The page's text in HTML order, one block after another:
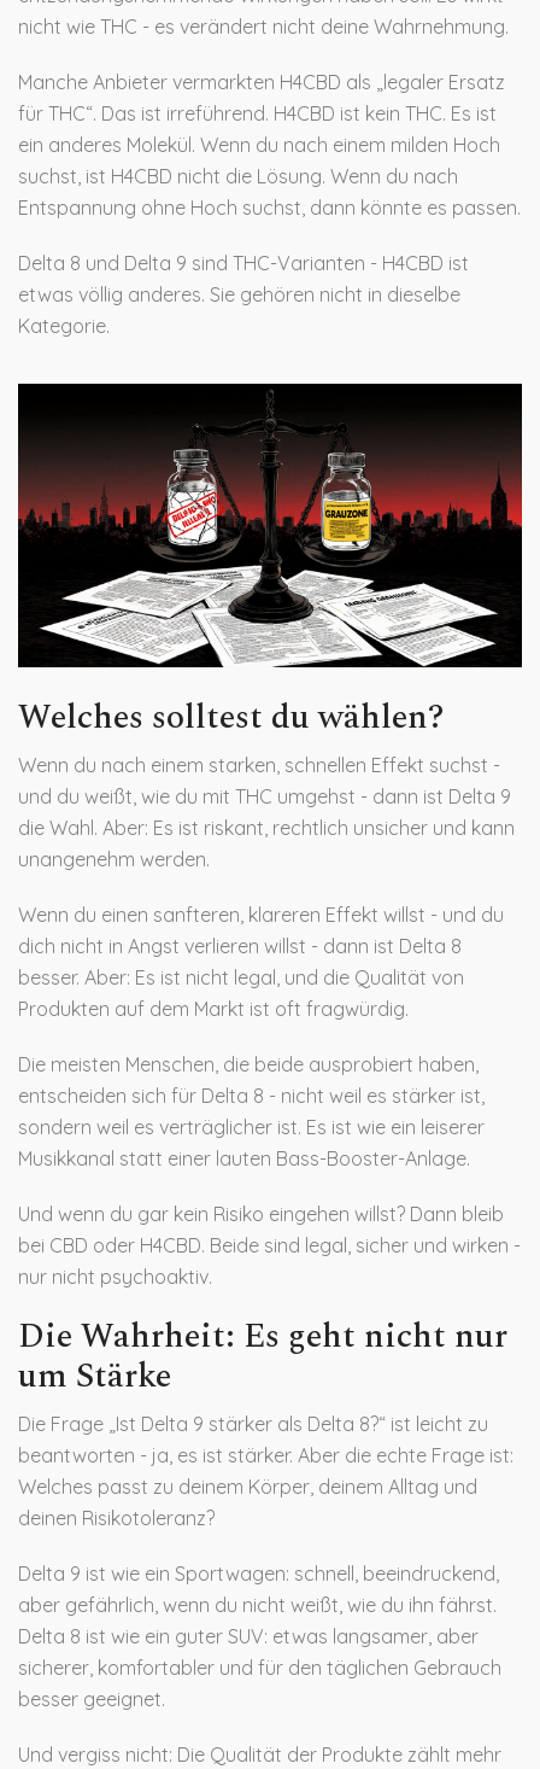
nicht wie THC - es verändert nicht deine Wahrnehmung.
Manche Anbieter vermarkten H4CBD als „legaler Ersatz
für THC“. Das ist irreführend. H4CBD ist kein THC. Es ist
ein anderes Molekül. Wenn du nach einem milden Hoch
suchst, ist H4CBD nicht die Lösung. Wenn du nach
Entspannung ohne Hoch suchst, dann könnte es passen.
Delta 8 und Delta 9 sind THC-Varianten - H4CBD ist
etwas völlig anderes. Sie gehören nicht in dieselbe
Kategorie.
Welches solltest du wählen?
Wenn du nach einem starken, schnellen Effekt suchst -
und du weißt, wie du mit THC umgehst - dann ist Delta 9
die Wahl. Aber: Es ist riskant, rechtlich unsicher und kann
unangenehm werden.
Wenn du einen sanfteren, klareren Effekt willst - und du
dich nicht in Angst verlieren willst - dann ist Delta 8
besser. Aber: Es ist nicht legal, und die Qualität von
Produkten auf dem Markt ist oft fragwürdig.
Die meisten Menschen, die beide ausprobiert haben,
entscheiden sich für Delta 8 - nicht weil es stärker ist,
sondern weil es verträglicher ist. Es ist wie ein leiserer
Musikkanal statt einer lauten Bass-Booster-Anlage.
Und wenn du gar kein Risiko eingehen willst? Dann bleib
bei CBD oder H4CBD. Beide sind legal, sicher und wirken -
nur nicht psychoaktiv.
Die Wahrheit: Es geht nicht nur
um Stärke
Die Frage „Ist Delta 9 stärker als Delta 8?“ ist leicht zu
beantworten - ja, es ist stärker. Aber die echte Frage ist:
Welches passt zu deinem Körper, deinem Alltag und
deinen Risikotoleranz?
Delta 9 ist wie ein Sportwagen: schnell, beeindruckend,
aber gefährlich, wenn du nicht weißt, wie du ihn fährst.
Delta 8 ist wie ein guter SUV: etwas langsamer, aber
sicherer, komfortabler und für den täglichen Gebrauch
besser geeignet.
Und vergiss nicht: Die Qualität der Produkte zählt mehr